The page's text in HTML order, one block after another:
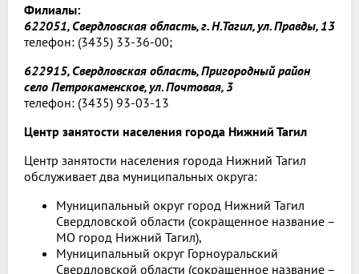
Филиалы:
622051, Свердловская область, г. Н.Тагил, ул. Правды, 13
телефон: (3435) 33-36-00;
622915, Свердловская область, Пригородный район
село Петрокаменское, ул. Почтовая, 3
телефон: (3435) 93-03-13
Центр занятости населения города Нижний Тагил
Центр занятости населения города Нижний Тагил
обслуживает два муниципальных округа:
Муниципальный округ город Нижний Тагил
Свердловской области (сокращенное название –
МО город Нижний Тагил),
Муниципальный округ Горноуральский
Свердловской области (сокращенное название –